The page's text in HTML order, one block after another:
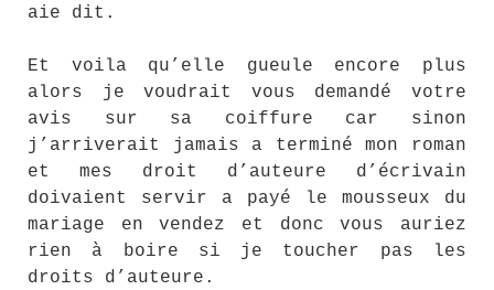
aie dit.
Et voila qu’elle gueule encore plus
alors je voudrait vous demandé votre
avis sur sa coiffure car sinon
j’arriverait jamais a terminé mon roman
et mes droit d’auteure d’écrivain
doivaient servir a payé le mousseux du
mariage en vendez et donc vous auriez
rien à boire si je toucher pas les
droits d’auteure.